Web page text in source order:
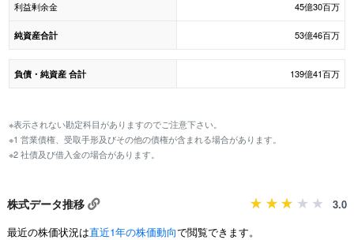
利益剰余金 45億30百万
純資産合計 53億46百万
負債・純資産 合計 139億41百万
※表示されない勘定科目がありますのでご注意下さい。
※1 営業債権、受取手形及びその他の債権が含まれる場合があります。
※2 社債及び借入金の場合があります。
株式データ推移
3.0
最近の株価状況は直近1年の株価動向で閲覧できます。